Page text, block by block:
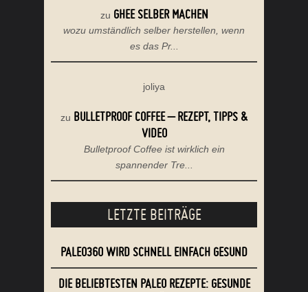
zu GHEE SELBER MACHEN
wozu umständlich selber herstellen, wenn
es das Pr...
joliya
zu BULLETPROOF COFFEE – REZEPT, TIPPS &
VIDEO
Bulletproof Coffee ist wirklich ein
spannender Tre...
LETZTE BEITRÄGE
PALEO360 WIRD SCHNELL EINFACH GESUND
DIE BELIEBTESTEN PALEO REZEPTE: GESUNDE